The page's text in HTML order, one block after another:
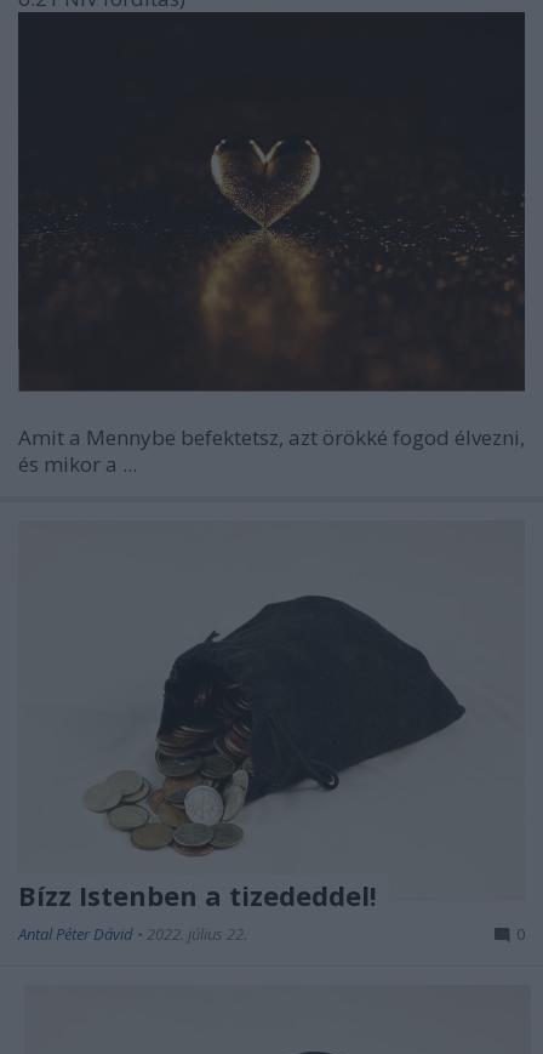
Amit a Mennybe befektetsz, azt örökké fogod élvezni,
és mikor a ...
Bízz Istenben a tizededdel!
Antal Péter Dávid • 2022. július 22. 0